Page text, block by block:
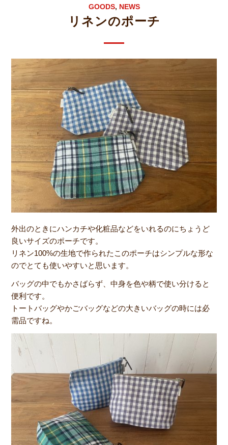
GOODS, NEWS
リネンのポーチ
外出のときにハンカチや化粧品などをいれるのにちょうど
良いサイズのポーチです。
リネン100%の生地で作られたこのポーチはシンプルな形な
のでとても使いやすいと思います。
バッグの中でもかさばらず、中身を色や柄で使い分けると
便利です。
トートバッグやかごバッグなどの大きいバッグの時には必
需品ですね。